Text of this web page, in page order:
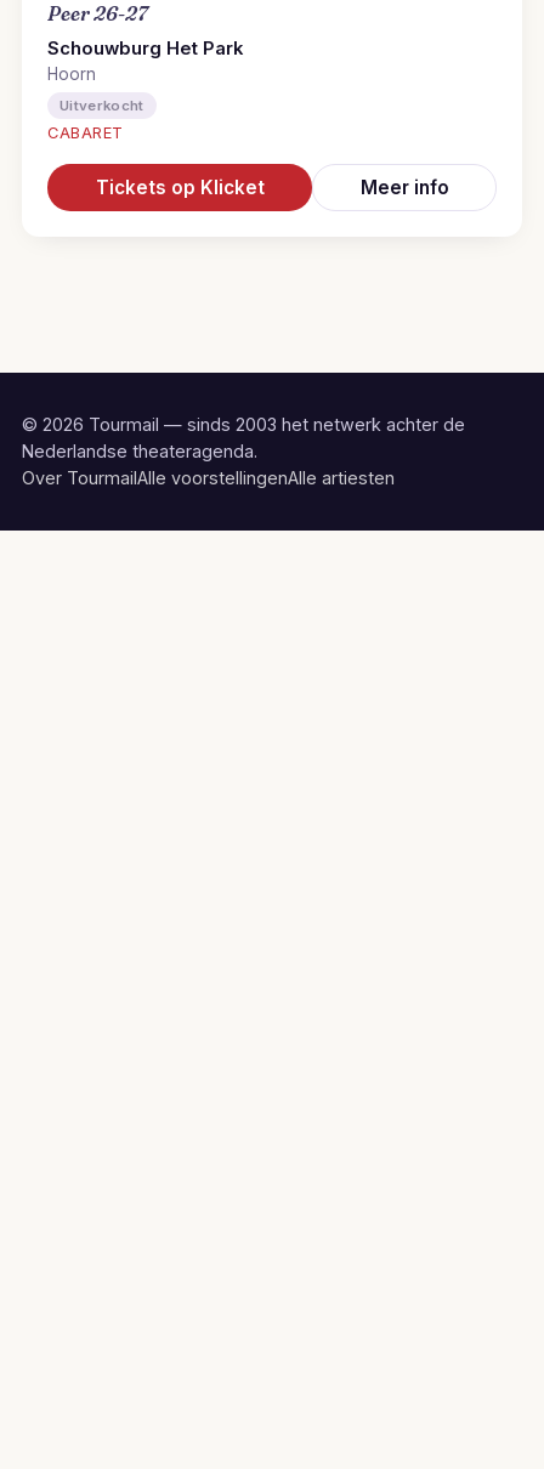
Peer 26-27
Schouwburg Het Park
Hoorn
Uitverkocht
CABARET
Tickets op Klicket Meer info
© 2026 Tourmail — sinds 2003 het netwerk achter de
Nederlandse theateragenda.
Over TourmailAlle voorstellingenAlle artiesten